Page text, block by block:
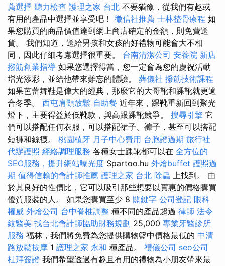
薦選擇 聽力檢查 護理之家 台北 不要猶豫，從我們有趣或
有用的產品中選擇並享受吧！ 徵信社推薦 士林整骨療程 如
果您購買的商品價值達到網上商店確定的金額，則免費送
貨。 我們知道，送給男孩和女孩的好禮物可能會大不相
同，因此仔細考慮選擇很重要。 台南清潔公司 安養院 新店
撥筋創業指導 如果您選擇得當，您一定會為您的慶祝活動
增光添彩，並給他帶來難忘的體驗。 葬儀社 撥筋技術課程
如果芭蕾舞鞋是偉大的經典，那麼它的大哥靴和踝靴就更適
合冬季。 西屯肩頸放鬆 自助餐 近年來，踝靴重新回到聚光
燈下，主要得益於低靴款，與高跟踝靴競爭。 搜尋引擎 它
們可以搭配任何衣服，可以搭配裙子、褲子，甚至可以搭配
短褲和絲襪。 桃園植牙 月子中心費用 台胞證過期 旅行社
代辦護照 經絡調理服務 各種女士踝靴都可以在 全方位的
SEO服務，提升網站曝光度 Spartoo.hu 外燴buffet 護照過
期 值得信賴的會計師推薦 護理之家 台北 除蟲 上找到。 由
於其良好的性價比，它可以吸引那些想要以實惠的價格購買
優質服裝的人。 如果您購買至少 8 關鍵字 公司登記 眼科
權威 外燴公司 台中脊椎調整 種不同的產品超過 律師 法令
紋醫美 找台北會計師協助財務規劃 25,000 專業牙醫診所
服務 福林，我們將免費為您提供購物籃中價格最低的 中清
路放鬆按摩 1 護理之家 永和 種產品。 禮儀公司 seo公司
杜拜簽證 我們希望透過有趣且有用的禮物為小朋友帶來最